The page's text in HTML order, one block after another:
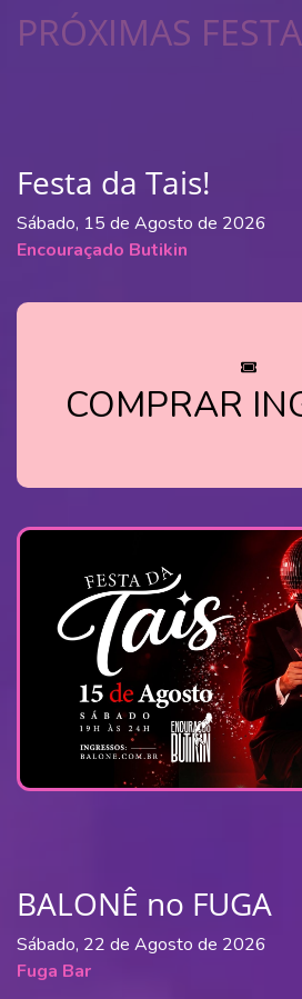
PRÓXIMAS
Festa da Tais!
Sábado, 15 de Agosto de 2026
Encouraçado Butikin
COMPRAR
BALONÊ no FUGA
Sábado, 22 de Agosto de 2026
Fuga Bar